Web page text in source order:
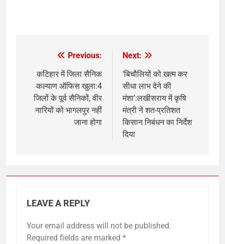
navigation
Previous:
कटिहार में जिला सैनिक
कल्याण ऑफिस खुला:4
जिलों के पूर्व सैनिकों, वीर
नारियों को भागलपुर नहीं
जाना होगा
Next:
‘बिचौलियों को खत्म कर
सीधा लाभ देने की
मंशा’:लखीसराय में कृषि
मंत्री ने शत-प्रतिशत
किसान निबंधन का निर्देश
दिया
LEAVE A REPLY
Your email address will not be published.
Required fields are marked *